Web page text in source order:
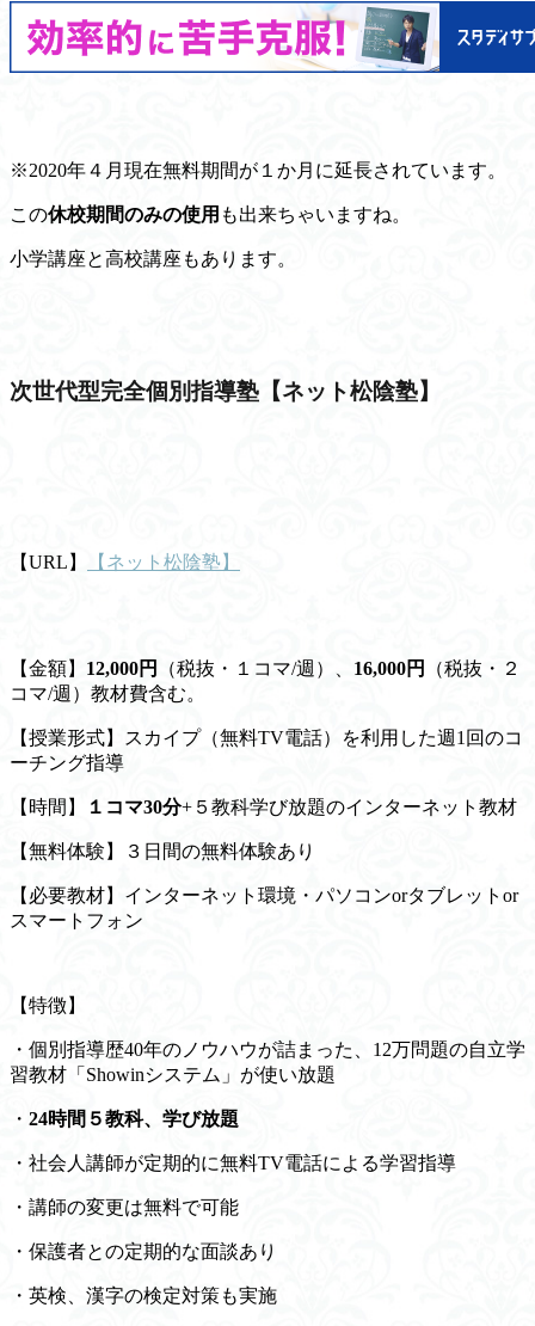
※2020年４月現在無料期間が１か月に延長されています。
この休校期間のみの使用 も出来ちゃいますね。
小学講座と高校講座もあります。
次世代型完全個別指導塾【ネット松陰塾】
【URL】 【ネット松陰塾】
【金額】 12,000円 （税抜・１コマ/週）、 16,000円
（税抜・２
コマ/週）教材費含む。
【授業形式】スカイプ（無料TV電話）を利用した週1回のコ
ーチング指導
【時間】 １コマ30分+５教科学び放題のインターネット教材
【無料体験】３日間の無料体験あり
【必要教材】インターネット環境・パソコンorタブレットor
スマートフォン
【特徴】
・個別指導歴40年のノウハウが詰まった、12万問題の自立学
習教材「Showinシステム」が使い放題
・ 24時間５教科、学び放題
・社会人講師が定期的に無料TV電話による学習指導
・講師の変更は無料で可能
・保護者との定期的な面談あり
・英検、漢字の検定対策も実施